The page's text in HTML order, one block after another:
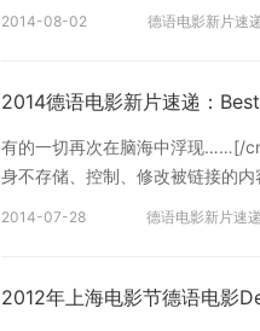
佳男主角、最佳改编剧本和最佳
einer Familie mit drei Söhnen
nur wieder einen Jungen
lebt Guillaume Jahre später
期与父母生活在一起，他坚信自
2014-08-02 德语电影新片速
2014德语电影新片速递：
有的一切再次在脑海中浮现……[/
身不存储、控制、修改被链接的
发布的信息包含有侵犯其著作权
2014-07-28 德语电影新片速递
2012年上海电影节德语电影